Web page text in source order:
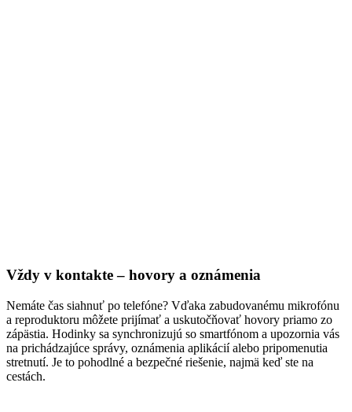
Vždy v kontakte – hovory a oznámenia
Nemáte čas siahnuť po telefóne? Vďaka zabudovanému mikrofónu
a reproduktoru môžete prijímať a uskutočňovať hovory priamo zo
zápästia. Hodinky sa synchronizujú so smartfónom a upozornia vás
na prichádzajúce správy, oznámenia aplikácií alebo pripomenutia
stretnutí. Je to pohodlné a bezpečné riešenie, najmä keď ste na
cestách.